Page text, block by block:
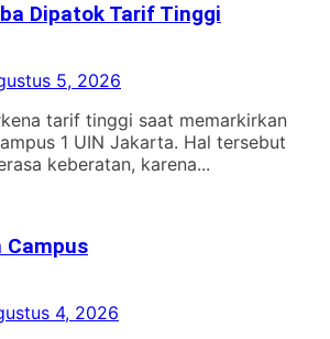
Dipatok Tarif Tinggi
5, 2026
tarif tinggi saat memarkirkan
1 UIN Jakarta. Hal tersebut
keberatan, karena...
Campus
4, 2026